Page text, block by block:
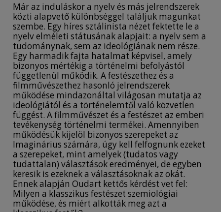
Már az induláskor a nyelv és más jelrendszerek
közti alapvető különbséggel találjuk magunkat
szembe. Egy híres sztálinista nézet fektette le a
nyelv elméleti státusának alapjait: a nyelv sem a
tudománynak, sem az ideológiának nem része.
Egy harmadik fajta hatalmat képvisel, amely
bizonyos mértékig a történelmi befolyástól
függetlenül működik. A festészethez és a
filmművészethez hasonló jelrendszerek
működése mindazonáltal világosan mutatja az
ideológiától és a történelemtől való közvetlen
függést. A filmművészet és a festészet az emberi
tevékenység történelmi termékei. Amennyiben
működésük kijelöl bizonyos szerepeket az
Imaginárius számára, úgy kell felfognunk ezeket
a szerepeket, mint amelyek (tudatos vagy
tudattalan) választások eredményei, de egyben
keresik is ezeknek a választásoknak az okát.
Ennek alapján Oudart kettős kérdést vet fel:
Milyen a klasszikus festészet szemiológiai
működése, és miért alkották meg azt a